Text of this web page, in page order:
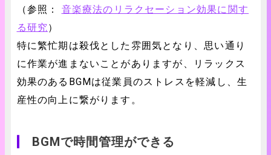
（参照： 音楽療法のリラクセーション効果に関す
る研究）
特に繁忙期は殺伐とした雰囲気となり、思い通り
に作業が進まないことがありますが、リラックス
効果のあるBGMは従業員のストレスを軽減し、生
産性の向上に繋がります。
BGMで時間管理ができる